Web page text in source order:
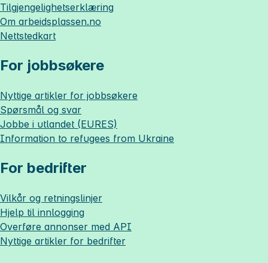
Tilgjengelighetserklæring
Om arbeidsplassen.no
Nettstedkart
For jobbsøkere
Nyttige artikler for jobbsøkere
Spørsmål og svar
Jobbe i utlandet (EURES)
Information to refugees from Ukraine
For bedrifter
Vilkår og retningslinjer
Hjelp til innlogging
Overføre annonser med API
Nyttige artikler for bedrifter